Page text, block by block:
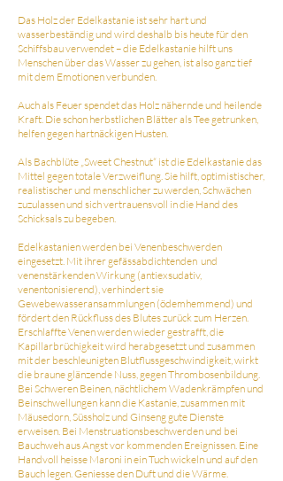
Das Holz der Edelkastanie ist sehr hart und
wasserbeständig und wird deshalb bis heute für den
Schiffsbau verwendet – die Edelkastanie hilft uns
Menschen über das Wasser zu gehen, ist also ganz tief
mit dem Emotionen verbunden.
Auch als Feuer spendet das Holz nähernde und heilende
Kraft. Die schon herbstlichen Blätter als Tee getrunken,
helfen gegen hartnäckigen Husten.
Als Bachblüte „Sweet Chestnut“ ist die Edelkastanie das
Mittel gegen totale Verzweiflung. Sie hilft, optimistischer,
realistischer und menschlicher zu werden, Schwächen
zuzulassen und sich vertrauensvoll in die Hand des
Schicksals zu begeben.
Edelkastanien werden bei Venenbeschwerden
eingesetzt. Mit ihrer gefässabdichtenden und
venenstärkenden Wirkung (antiexsudativ,
venentonisierend), verhindert sie
Gewebewasseransammlungen (ödemhemmend) und
fördert den Rückfluss des Blutes zurück zum Herzen.
Erschlaffte Venen werden wieder gestrafft, die
Kapillarbrüchigkeit wird herabgesetzt und zusammen
mit der beschleunigten Blutflussgeschwindigkeit, wirkt
die braune glänzende Nuss, gegen Thrombosenbildung.
Bei Schweren Beinen, nächtlichem Wadenkrämpfen und
Beinschwellungen kann die Kastanie, zusammen mit
Mäusedorn, Süssholz und Ginseng gute Dienste
erweisen. Bei Menstruationsbeschwerden und bei
Bauchweh aus Angst vor kommenden Ereignissen. Eine
Handvoll heisse Maroni in ein Tuch wickeln und auf den
Bauch legen. Geniesse den Duft und die Wärme.